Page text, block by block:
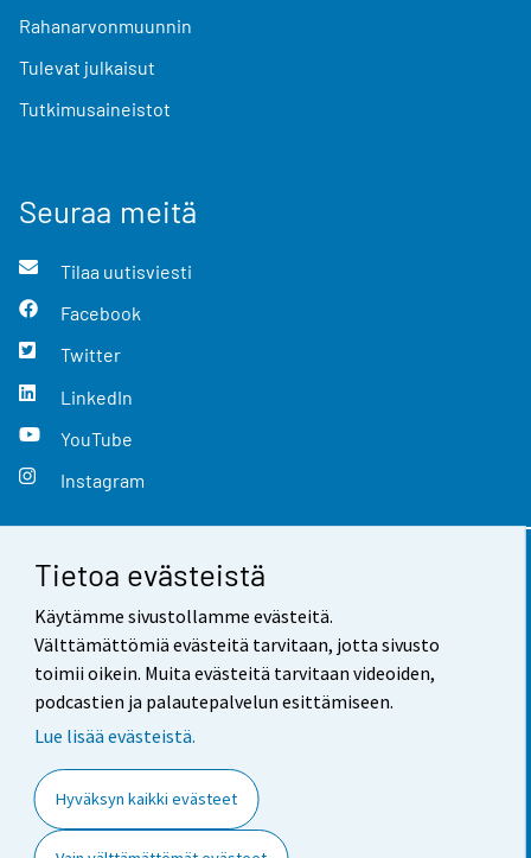
Tietoa evästeistä
Käytämme sivustollamme evästeitä.
Välttämättömiä evästeitä tarvitaan, jotta sivusto
toimii oikein. Muita evästeitä tarvitaan videoiden,
podcastien ja palautepalvelun esittämiseen.
Lue lisää evästeistä.
Hyväksyn kaikki evästeet
Rahanarvonmuunnin
Tulevat julkaisut
Tutkimusaineistot
Seuraa meitä
Tilaa uutisviesti
Facebook
Twitter
LinkedIn
YouTube
Instagram
Yhteystiedot
Palaute
Käyttöehdot
Saavutettavuus
Tietoa sivustosta